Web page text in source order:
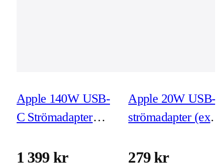
Apple 140W USB-
C Strömadapter
1 399 kr
Apple 20W USB-
strömadapter (exkl
279 kr